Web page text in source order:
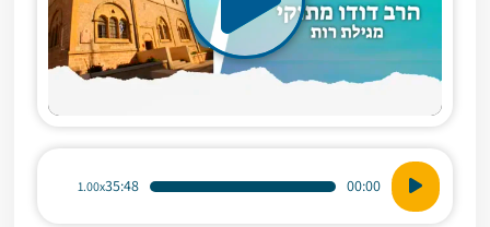
נגן
אודיו
00:00
35:48
1.00x